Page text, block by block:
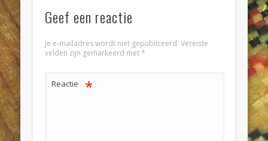
Geef een reactie
Je e-mailadres wordt niet gepubliceerd. Vereiste
velden zijn gemarkeerd met*
Reactie *